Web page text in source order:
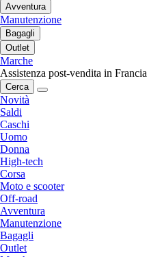
Avventura
Manutenzione
Bagagli
Outlet
Marche
Assistenza post-vendita in Francia
Cerca
Novità
Saldi
Caschi
Uomo
Donna
High-tech
Corsa
Moto e scooter
Off-road
Avventura
Manutenzione
Bagagli
Outlet